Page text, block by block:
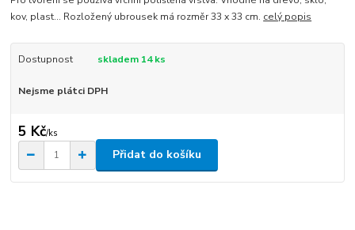
kov, plast... Rozložený ubrousek má rozměr 33 x 33 cm. celý popis
Dostupnost skladem 14 ks
Nejsme plátci DPH
5 Kč/ks
Přidat do košíku